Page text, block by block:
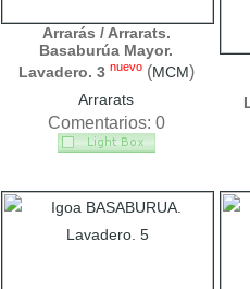
Arrarás / Arrarats.
Basaburúa Mayor.
Lavadero. 3 nuevo (MCM)
Arrarats
Comentarios: 0